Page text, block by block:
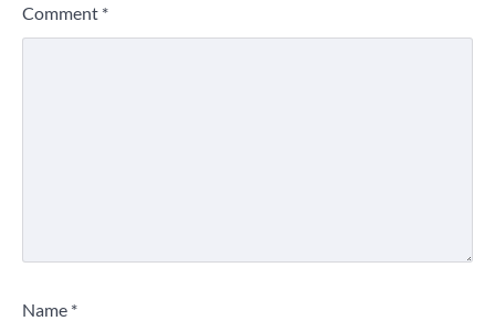
Comment *
Name *